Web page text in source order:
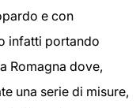
e con
infatti portando
Romagna dove,
una serie di misure,